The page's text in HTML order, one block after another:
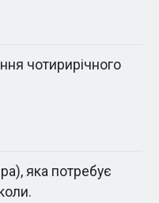
чотирирічного
яка потребує